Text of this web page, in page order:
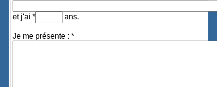
et j'ai * ans.
Je me présente : *